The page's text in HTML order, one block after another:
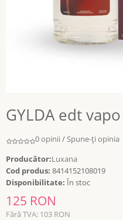
GYLDA edt
0 opinii /Spune-ţi opinia
Producător:Luxana
Cod produs: 8414152108019
Disponibilitate: În stoc
125 RON
Fără TVA: 103 RON